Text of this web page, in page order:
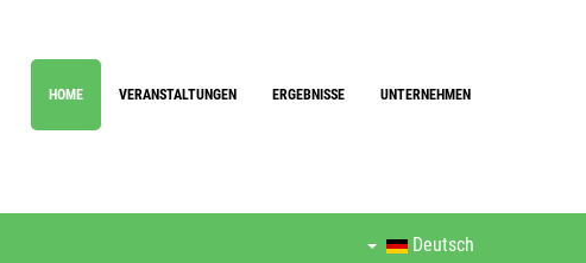
HOME VERANSTALTUNGEN ERGEBNISSE UNTERNEHMEN
Deutsch